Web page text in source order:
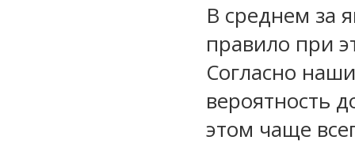
В среднем за
правило при
Согласно
вероятность
этом чаще